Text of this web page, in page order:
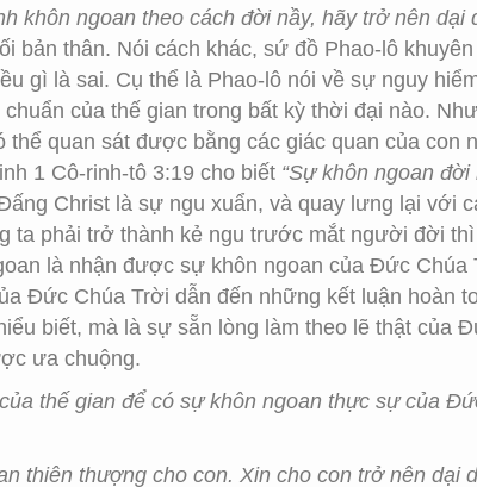
khôn ngoan theo cách đời nầy, hãy trở nên dại
bản thân. Nói cách khác, sứ đồ Phao-lô
gì là sai. Cụ thể là Phao-lô nói về sự nguy
của thế gian trong bất kỳ thời đại nào.
quan sát được bằng các giác quan của con
1 Cô-rinh-tô 3:19 cho biết “Sự khôn ngoan
Christ là sự ngu xuẩn, và quay lưng lại với
ta phải trở thành kẻ ngu trước mắt người đời
là nhận được sự khôn ngoan của Đức Chúa
Đức Chúa Trời dẫn đến những kết luận hoàn
biết, mà là sự sẵn lòng làm theo lẽ thật của
ưa chuộng.
thế gian để có sự khôn ngoan thực sự của
thiên thượng cho con. Xin cho con trở nên dại